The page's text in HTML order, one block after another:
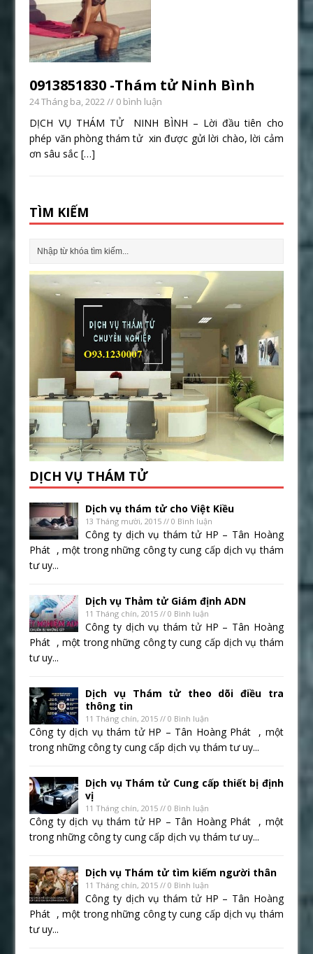
0913851830 -Thám tử Ninh Bình
24 Tháng ba, 2022// 0 bình luận
DỊCH VỤ THÁM TỬ NINH BÌNH – Lời đầu tiên cho
phép văn phòng thám tử xin được gửi lời chào, lời cảm
ơn sâu sắc[…]
TÌM KIẾM
DỊCH VỤ THÁM TỬ
Dịch vụ thám tử cho Việt Kiều
13 Tháng mười, 2015 // 0 Bình luận
Công ty dịch vụ thám tử HP – Tân Hoàng
Phát , một trong những công ty cung cấp dịch vụ thám
tư uy...
Dịch vụ Thảm tử Giám định ADN
11 Tháng chín, 2015 // 0 Bình luận
Công ty dịch vụ thám tử HP – Tân Hoàng
Phát , một trong những công ty cung cấp dịch vụ thám
tư uy...
Dịch vụ Thám tử theo dõi điều tra
thông tin
11 Tháng chín, 2015 // 0 Bình luận
Công ty dịch vụ thám tử HP – Tân Hoàng Phát , một
trong những công ty cung cấp dịch vụ thám tư uy...
Dịch vụ Thám tử Cung cấp thiết bị định
vị
11 Tháng chín, 2015 // 0 Bình luận
Công ty dịch vụ thám tử HP – Tân Hoàng Phát , một
trong những công ty cung cấp dịch vụ thám tư uy...
Dịch vụ Thám tử tìm kiếm người thân
11 Tháng chín, 2015 // 0 Bình luận
Công ty dịch vụ thám tử HP – Tân Hoàng
Phát , một trong những công ty cung cấp dịch vụ thám
tư uy...